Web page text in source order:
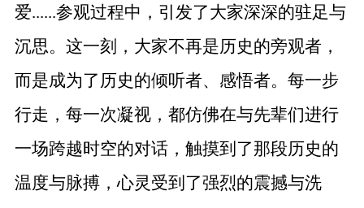
爱......参观过程中，引发了大家深深的驻足与
沉思。这一刻，大家不再是历史的旁观者，
而是成为了历史的倾听者、感悟者。每一步
行走，每一次凝视，都仿佛在与先辈们进行
一场跨越时空的对话，触摸到了那段历史的
温度与脉搏，心灵受到了强烈的震撼与洗